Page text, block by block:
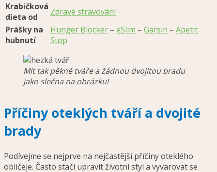
Krabičková
dieta od
Zdravé stravování
Prášky na
hubnutí
Hunger Blocker – eSlim – Garsin – Apetit
Stop
Mít tak pěkné tváře a žádnou dvojitou bradu
jako slečna na obrázku!
Příčiny oteklých tváří a dvojité
brady
Podívejme se nejprve na nejčastější příčiny oteklého
obličeje. Často stačí upravit životní styl a vyvarovat se